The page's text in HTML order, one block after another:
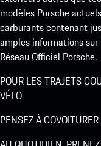
modèles Porsche
carburants contenant
amples informations
Réseau Officiel Porsche.
POUR LES TRAJETS
VÉLO
PENSEZ À COVOITURER